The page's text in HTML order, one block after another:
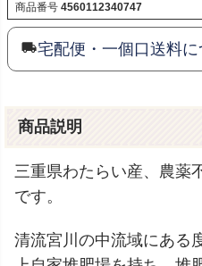
商品番号 4560112340747
宅配便・一個口送料に
商品説明
三重県わたらい産、農薬
です。
清流宮川の中流域にある